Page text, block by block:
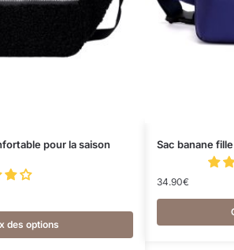
pour la saison
des options
Sac banane
34.90€